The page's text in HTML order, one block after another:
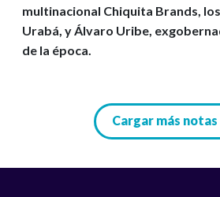
multinacional Chiquita Brands,
Urabá, y Álvaro Uribe,
de la época.
Cargar más notas